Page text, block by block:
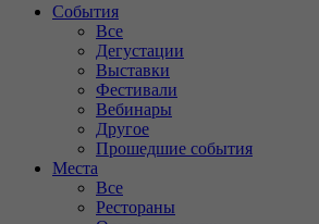
События
Все
Дегустации
Выставки
Фестивали
Вебинары
Другое
Прошедшие события
Места
Все
Рестораны